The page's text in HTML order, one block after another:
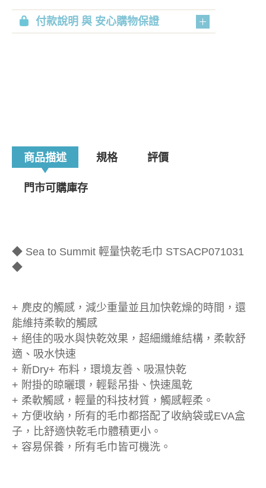
付款說明 與 安心購物保證
商品描述 規格 評價
門市可購庫存
◆ Sea to Summit 輕量快乾毛巾 STSACP071031
◆
+ 麂皮的觸感，減少重量並且加快乾燥的時間，還
能維持柔軟的觸感
+ 絕佳的吸水與快乾效果，超細纖維結構，柔軟舒
適、吸水快速
+ 新Dry+ 布料，環境友善、吸濕快乾
+ 附掛的晾曬環，輕鬆吊掛、快速風乾
+ 柔軟觸感，輕量的科技材質，觸感輕柔。
+ 方便收納，所有的毛巾都搭配了收納袋或EVA盒
子，比舒適快乾毛巾體積更小。
+ 容易保養，所有毛巾皆可機洗。